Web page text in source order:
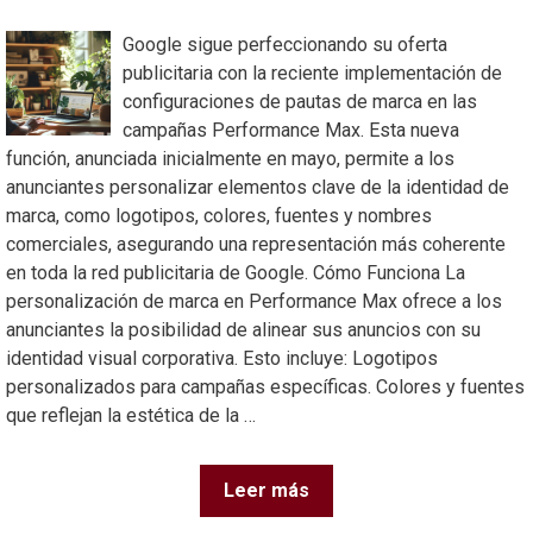
Google sigue perfeccionando su oferta
publicitaria con la reciente implementación de
configuraciones de pautas de marca en las
campañas Performance Max. Esta nueva
función, anunciada inicialmente en mayo, permite a los
anunciantes personalizar elementos clave de la identidad de
marca, como logotipos, colores, fuentes y nombres
comerciales, asegurando una representación más coherente
en toda la red publicitaria de Google. Cómo Funciona La
personalización de marca en Performance Max ofrece a los
anunciantes la posibilidad de alinear sus anuncios con su
identidad visual corporativa. Esto incluye: Logotipos
personalizados para campañas específicas. Colores y fuentes
que reflejan la estética de la …
Leer más